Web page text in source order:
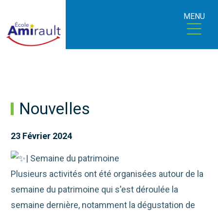
MENU
Nouvelles
23 Février 2024
| Semaine du patrimoine
Plusieurs activités ont été organisées autour de la
semaine du patrimoine qui s'est déroulée la
semaine dernière, notamment la dégustation de